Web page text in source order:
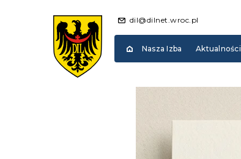
dil@dilnet.wroc.pl
Nasza Izba Aktualności